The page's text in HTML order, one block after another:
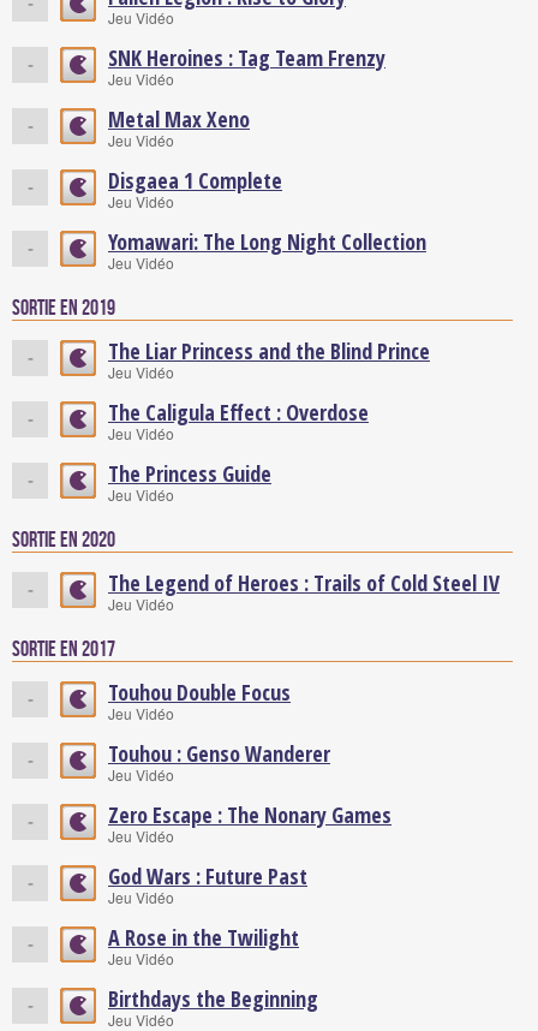
Jeu Vidéo
- SNK Heroines : Tag Team Frenzy
Jeu Vidéo
- Metal Max Xeno
Jeu Vidéo
- Disgaea 1 Complete
Jeu Vidéo
- Yomawari: The Long Night Collection
Jeu Vidéo
Sortie en 2019
- The Liar Princess and the Blind Prince
Jeu Vidéo
- The Caligula Effect : Overdose
Jeu Vidéo
- The Princess Guide
Jeu Vidéo
Sortie en 2020
- The Legend of Heroes : Trails of Cold Steel IV
Jeu Vidéo
Sortie en 2017
- Touhou Double Focus
Jeu Vidéo
- Touhou : Genso Wanderer
Jeu Vidéo
- Zero Escape : The Nonary Games
Jeu Vidéo
- God Wars : Future Past
Jeu Vidéo
- A Rose in the Twilight
Jeu Vidéo
- Birthdays the Beginning
Jeu Vidéo